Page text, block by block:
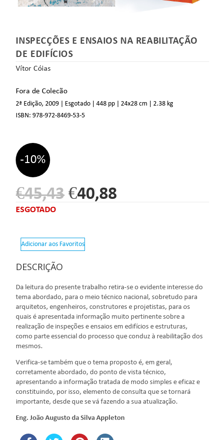
INSPECÇÕES E ENSAIOS NA REABILITAÇÃO
DE EDIFÍCIOS
Vítor Cóias
Fora de Colecão
2ª Edição, 2009 | Esgotado | 448 pp | 24x28 cm | 2.38 kg
ISBN:978-972-8469-53-5
-10%
€45,43 €40,88
ESGOTADO
Adicionar aos Favoritos
DESCRIÇÃO
Da leitura do presente trabalho retira-se o evidente interesse do
tema abordado, para o meio técnico nacional, sobretudo para
arquitetos, engenheiros, construtores e projetistas, para os
quais é apresentada informação muito pertinente sobre a
realização de inspeções e ensaios em edifícios e estruturas,
como parte essencial do processo que conduz à reabilitação dos
mesmos.
Verifica-se também que o tema proposto é, em geral,
corretamente abordado, do ponto de vista técnico,
apresentando a informação tratada de modo simples e eficaz e
constituindo, por isso, elemento de consulta que se tornará
importante, desde que se vá fazendo a sua atualização.
Eng. João Augusto da Silva Appleton